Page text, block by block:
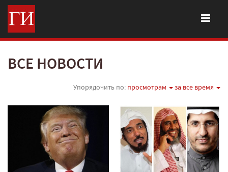
ВСЕ НОВОСТИ
Упорядочить по: просмотрам за все время